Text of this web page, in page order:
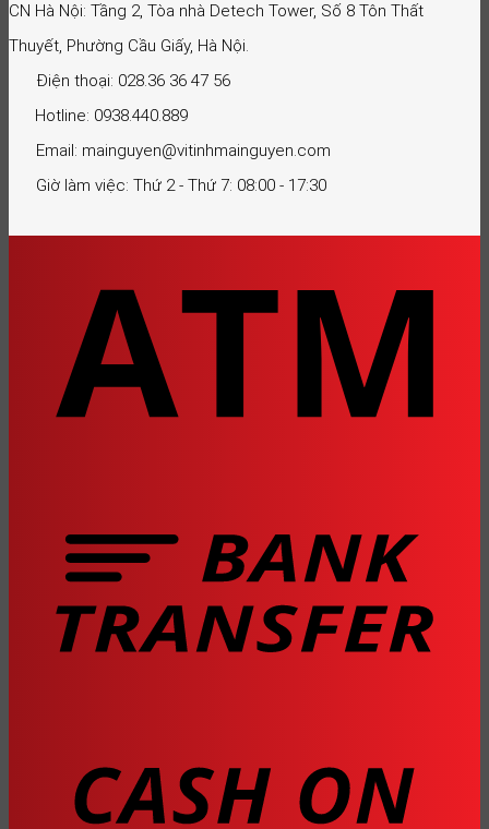
CN Hà Nội: Tầng 2, Tòa nhà Detech Tower, Số 8 Tôn Thất
Thuyết, Phường Cầu Giấy, Hà Nội.
Điện thoại: 028.36 36 47 56
Hotline: 0938.440.889
Email: mainguyen@vitinhmainguyen.com
Giờ làm việc: Thứ 2 - Thứ 7: 08:00 - 17:30